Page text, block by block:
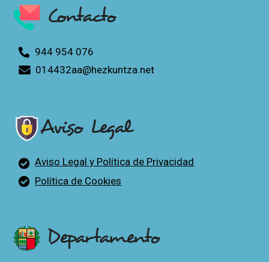
Contacto
944 954 076
014432aa@hezkuntza.net
Aviso Legal
Aviso Legal y Política de Privacidad
Política de Cookies
Departamento